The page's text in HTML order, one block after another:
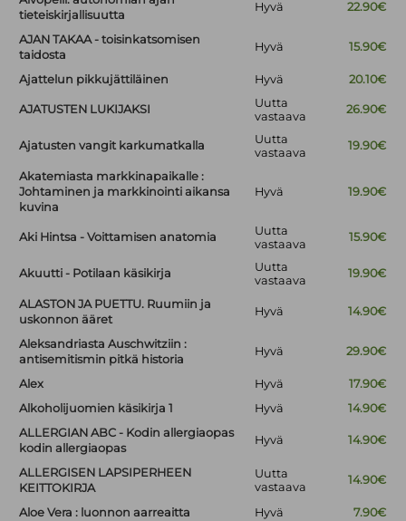
tieteiskirjallisuutta
Hyvä 22.90€
AJAN TAKAA - toisinkatsomisen
taidosta
Hyvä 15.90€
Ajattelun pikkujättiläinen Hyvä 20.10€
AJATUSTEN LUKIJAKSI
Uutta
vastaava
26.90€
Ajatusten vangit karkumatkalla
Uutta
vastaava
19.90€
Akatemiasta markkinapaikalle :
Johtaminen ja markkinointi aikansa
kuvina
Hyvä 19.90€
Aki Hintsa - Voittamisen anatomia
Uutta
vastaava
15.90€
Akuutti - Potilaan käsikirja
Uutta
vastaava
19.90€
ALASTON JA PUETTU. Ruumiin ja
uskonnon ääret
Hyvä 14.90€
Aleksandriasta Auschwitziin :
antisemitismin pitkä historia
Hyvä 29.90€
Alex Hyvä
17.90€
Alkoholijuomien käsikirja 1
Hyvä
14.90€
ALLERGIAN ABC - Kodin allergiaopas
kodin allergiaopas
Hyvä 14.90€
ALLERGISEN LAPSIPERHEEN
KEITTOKIRJA
Uutta
vastaava
14.90€
Aloe Vera : luonnon aarreaitta Hyvä
7.90€